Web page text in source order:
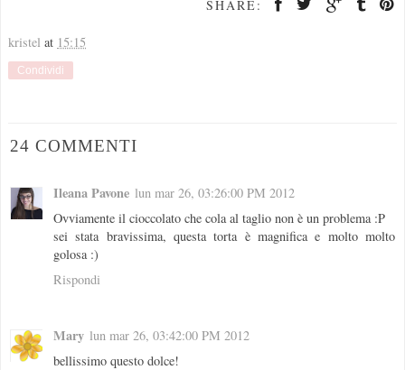
SHARE:
kristel at 15:15
Condividi
24 COMMENTI
Ileana Pavone lun mar 26, 03:26:00 PM 2012
Ovviamente il cioccolato che cola al taglio non è un problema :P
sei stata bravissima, questa torta è magnifica e molto molto
golosa :)
Rispondi
Mary lun mar 26, 03:42:00 PM 2012
bellissimo questo dolce!